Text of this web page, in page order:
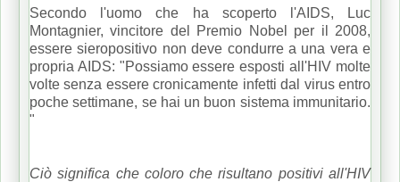
Secondo l'uomo che ha scoperto l'AIDS, Luc
Montagnier, vincitore del Premio Nobel per il 2008,
essere sieropositivo non deve condurre a una vera e
propria AIDS: "Possiamo essere esposti all'HIV molte
volte senza essere cronicamente infetti dal virus entro
poche settimane, se hai un buon sistema immunitario.
"
Ciò significa che coloro che risultano positivi all'HIV